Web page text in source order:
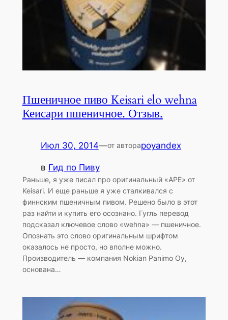
Пшеничное пиво Keisari elo wehna
Кеисари пшеничное. Отзыв.
Июл 30, 2014—от автораpoyandex
в Гид по Пиву
Раньше, я уже писал про оригинальный «APE» от
Keisari. И еще раньше я уже сталкивался с
финнским пшеничным пивом. Решено было в этот
раз найти и купить его осознано. Гугль перевод
подсказал ключевое слово «wehna» — пшеничное.
Опознать это слово оригинальным шрифтом
оказалось не просто, но вполне можно.
Производитель — компания Nokian Panimo Oy,
основана…